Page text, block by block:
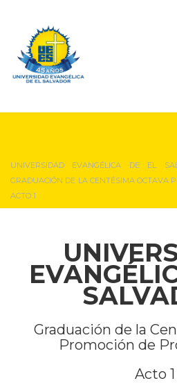
UNIVERSIDAD EVANGÉLICA DE EL
GRADUACIÓN DE LA CENTÉSIMA OCTAVA
ACTO 1
Graduación de la
Promoción de
Acto 1